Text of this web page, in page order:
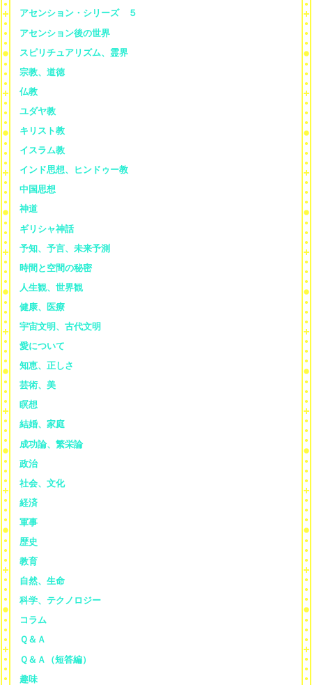
アセンション・シリーズ ５
アセンション後の世界
スピリチュアリズム、霊界
宗教、道徳
仏教
ユダヤ教
キリスト教
イスラム教
インド思想、ヒンドゥー教
中国思想
神道
ギリシャ神話
予知、予言、未来予測
時間と空間の秘密
人生観、世界観
健康、医療
宇宙文明、古代文明
愛について
知恵、正しさ
芸術、美
瞑想
結婚、家庭
成功論、繁栄論
政治
社会、文化
経済
軍事
歴史
教育
自然、生命
科学、テクノロジー
コラム
Ｑ＆Ａ
Ｑ＆Ａ（短答編）
趣味